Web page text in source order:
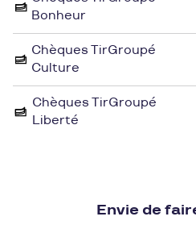
offre des services de
de détente pour une
cinématographique
Les clients de Pluxee
d'utiliser leurs chèques
une séance de cinéma en
vivre une expérience
Bonheur
Chèques TirGroupé
Culture
Chèques TirGroupé
Liberté
Envie de